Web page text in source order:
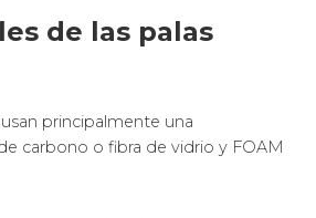
de las palas
principalmente una
carbono o fibra de vidrio y FOAM